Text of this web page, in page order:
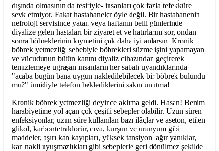
dışında olmasının da tesiriyle- insanları çok fazla tefekküre
sevk etmiyor. Fakat hastahaneler öyle değil. Bir hastahanenin
nefroloji servisinde yatan veya haftanın belli günlerinde
diyalize gelen hastaları bir ziyaret et ve hatırlarını sor, ondan
sonra böbreklerinin kıymetini çok daha iyi anlarsın. Kronik
böbrek yetmezliği sebebiyle böbrekleri süzme işini yapamayan
ve vücudunun bütün kanını diyaliz cihazından geçirerek
temizlemeye uğraşan insanların her sabah uyandıklarında
"acaba bugün bana uygun nakledilebilecek bir böbrek bulundu
mu?" ümidiyle telefon beklediklerini sakın unutma!
Kronik böbrek yetmezliği deyince aklıma geldi. Hasan! Benim
harabiyetime yol açan çok çeşitli sebepler olabilir. Uzun süren
enfeksiyonlar, uzun süre kullanılan bazı ilâçlar ve aseton, etilen
glikol, karbontetraklorür, cıva, kurşun ve uranyum gibi
maddeler, aşırı kan kayıpları, yüksek tansiyon, ağır yanıklar,
kan nakli uyuşmazlıkları gibi sebeplerle geri dönülmez şekilde